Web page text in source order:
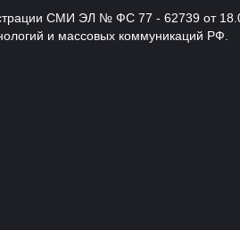
СМИ ЭЛ № ФС 77 - 62739 от
и массовых коммуникаций РФ.